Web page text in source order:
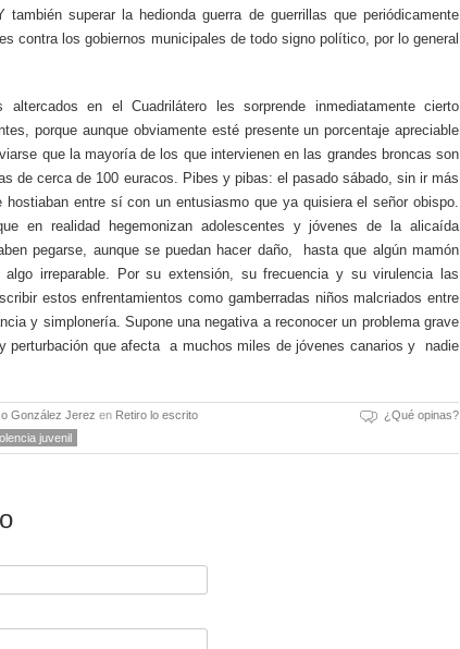
superar la hedionda guerra de guerrillas que periódicamente
contra los gobiernos municipales de todo signo político, por lo general
en el Cuadrilátero les sorprende inmediatamente cierto
porque aunque obviamente esté presente un porcentaje apreciable
que la mayoría de los que intervienen en las grandes broncas son
de cerca de 100 euracos. Pibes y pibas: el pasado sábado, sin ir más
hostiaban entre sí con un entusiasmo que ya quisiera el señor obispo.
en realidad hegemonizan adolescentes y jóvenes de la alicaída
pegarse, aunque se puedan hacer daño, hasta que algún mamón
irreparable. Por su extensión, su frecuencia y su virulencia las
estos enfrentamientos como gamberradas niños malcriados entre
y simplonería. Supone una negativa a reconocer un problema grave
perturbación que afecta a muchos miles de jóvenes canarios y nadie
González Jerez en Retiro lo escrito
¿Qué opinas?
juvenil